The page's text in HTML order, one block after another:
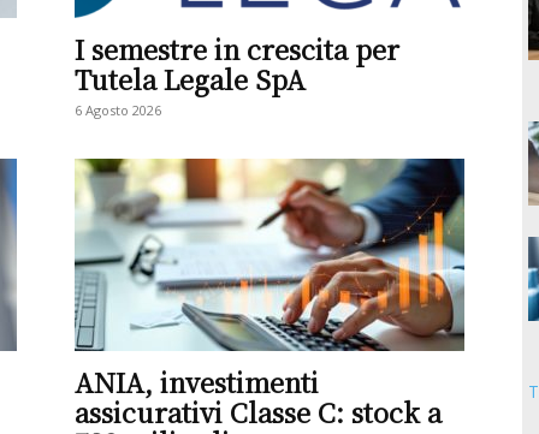
I semestre in crescita per
Tutela Legale SpA
6 Agosto 2026
ANIA, investimenti
assicurativi Classe C: stock a